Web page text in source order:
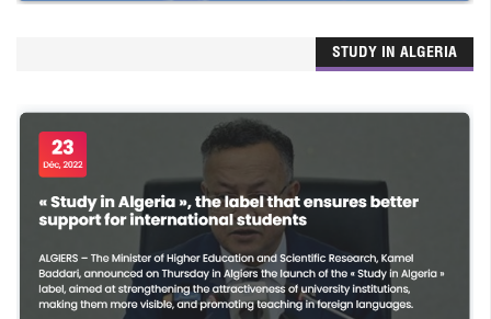
STUDY IN ALGERIA